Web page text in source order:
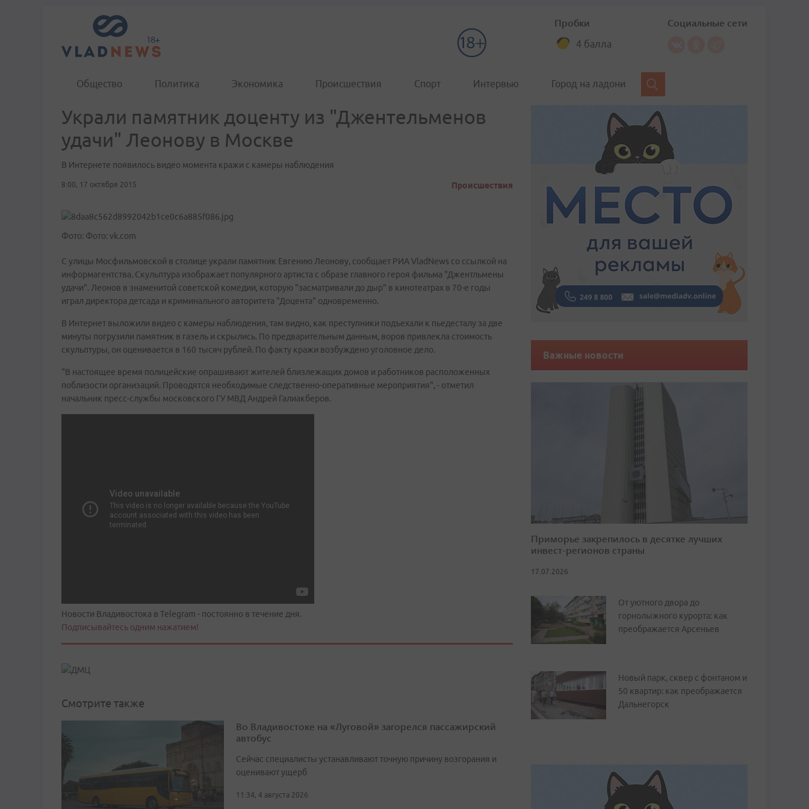
Пробки
4 балла
Социальные сети
Общество Политика Экономика Происшествия Спорт Интервью Город на ладони
Украли памятник доценту из "Джентельменов
удачи" Леонову в Москве
В Интернете появилось видео момента кражи с камеры наблюдения
8:00, 17 октября 2015 Происшествия
Фото: Фото: vk.com
С улицы Мосфильмовской в столице украли памятник Евгению Леонову, сообщает РИА VladNews со ссылкой на
информагентства. Скульптура изображает популярного артиста с образе главного героя фильма "Джентльмены
удачи". Леонов в знаменитой советской комедии, которую "засматривали до дыр" в кинотеатрах в 70-е годы
играл директора детсада и криминального авторитета "Доцента" одновременно.
В Интернет выложили видео с камеры наблюдения, там видно, как преступники подъехали к пьедесталу за две
минуты погрузили памятник в газель и скрылись. По предварительным данным, воров привлекла стоимость
скульптуры, он оценивается в 160 тысяч рублей. По факту кражи возбуждено уголовное дело.
"В настоящее время полицейские опрашивают жителей близлежащих домов и работников расположенных
поблизости организаций. Проводятся необходимые следственно-оперативные мероприятия", - отметил
начальник пресс-службы московского ГУ МВД Андрей Галиакберов.
Новости Владивостока в Telegram - постоянно в течение дня.
Подписывайтесь одним нажатием!
Смотрите также
Во Владивостоке на «Луговой» загорелся пассажирский
автобус
Сейчас специалисты устанавливают точную причину возгорания и
оценивают ущерб
11:34, 4 августа 2026
Важные новости
Приморье закрепилось в десятке лучших
инвест-регионов страны
17.07.2026
От уютного двора до
горнолыжного курорта: как
преображается Арсеньев
Новый парк, сквер с фонтаном и
50 квартир: как преображается
Дальнегорск